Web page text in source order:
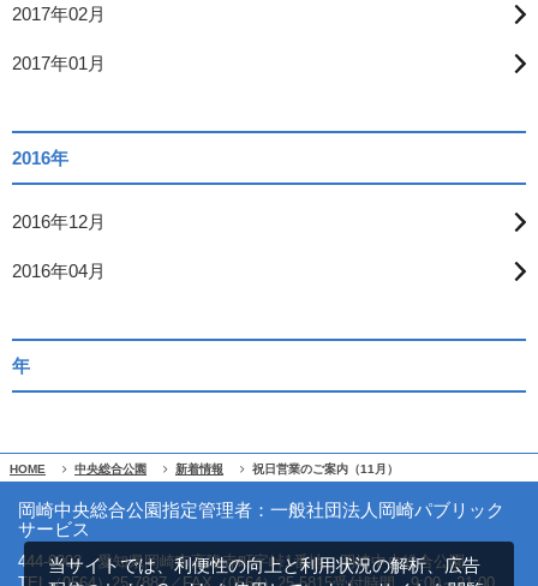
2017年02月
2017年01月
2016年
2016年12月
2016年04月
年
HOME 中央総合公園 新着情報 祝日営業のご案内（11月）
岡崎中央総合公園指定管理者：一般社団法人岡崎パブリック
サービス
444-0002 愛知県岡崎市高隆寺町字峠1番地 岡崎中央総合公園
当サイトでは、利便性の向上と利用状況の解析、広告